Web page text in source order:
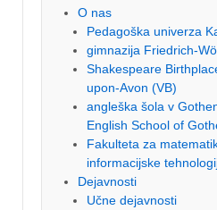
O nas
Pedagoška univerza
gimnazija Friedrich-
Shakespeare
upon-Avon (VB)
angleška šola v
English School of
Fakulteta za
informacijske
Dejavnosti
Učne dejavnosti